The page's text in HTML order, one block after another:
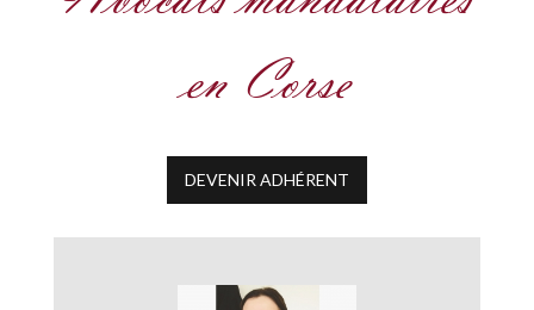
en Corse
DEVENIR ADHÉRENT